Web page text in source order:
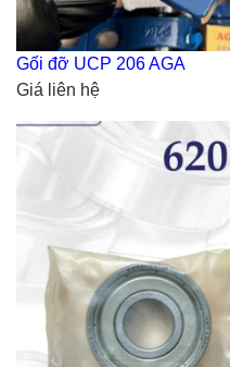
Gối đỡ UCP 206 AGA
Giá liên hệ